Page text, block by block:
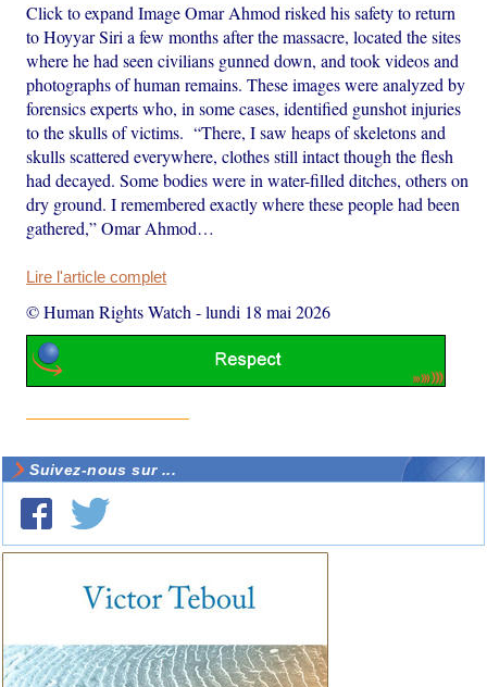
Click to expand Image Omar Ahmod risked his safety to return
to Hoyyar Siri a few months after the massacre, located the sites
where he had seen civilians gunned down, and took videos and
photographs of human remains. These images were analyzed by
forensics experts who, in some cases, identified gunshot injuries
to the skulls of victims. “There, I saw heaps of skeletons and
skulls scattered everywhere, clothes still intact though the flesh
had decayed. Some bodies were in water-filled ditches, others on
dry ground. I remembered exactly where these people had been
gathered,” Omar Ahmod…
Lire l'article complet
© Human Rights Watch -lundi 18 mai 2026
Suivez-nous sur ...